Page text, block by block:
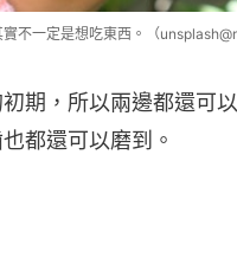
不一定是想吃東西。（
期，所以兩邊都還可
都還可以磨到。